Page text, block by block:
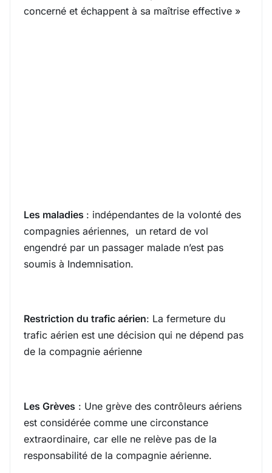
concerné et échappent à sa maîtrise effective »
Les maladies : indépendantes de la volonté des
compagnies aériennes, un retard de vol
engendré par un passager malade n’est pas
soumis à Indemnisation.
Restriction du trafic aérien: La fermeture du
trafic aérien est une décision qui ne dépend pas
de la compagnie aérienne
Les Grèves : Une grève des contrôleurs aériens
est considérée comme une circonstance
extraordinaire, car elle ne relève pas de la
responsabilité de la compagnie aérienne.